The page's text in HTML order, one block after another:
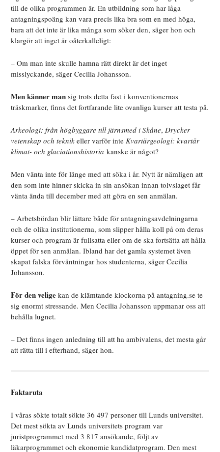
till de olika programmen är. En utbildning som har låga
antagningspoäng kan vara precis lika bra som en med höga,
bara att det inte är lika många som söker den, säger hon och
klargör att inget är oåterkalleligt:
– Om man inte skulle hamna rätt direkt är det inget
misslyckande, säger Cecilia Johansson.
Men känner man sig trots detta fast i konventionernas
träskmarker, finns det fortfarande lite ovanliga kurser att testa på.
Arkeologi: från högbyggare till järnsmed i Skåne,Drycker
vetenskap och teknikeller varför inteKvartärgeologi: kvartär
klimat- och glaciationshistoriakanske är något?
Men vänta inte för länge med att söka i år. Nytt är nämligen att
den som inte hinner skicka in sin ansökan innan tolvslaget får
vänta ända till december med att göra en sen anmälan.
– Arbetsbördan blir lättare både för antagningsavdelningarna
och de olika institutionerna, som slipper hålla koll på om deras
kurser och program är fullsatta eller om de ska fortsätta att hålla
öppet för sen anmälan. Ibland har det gamla systemet även
skapat falska förväntningar hos studenterna, säger Cecilia
Johansson.
För den velige kan de klämtande klockorna på antagning.se te
sig enormt stressande. Men Cecilia Johansson uppmanar oss att
behålla lugnet.
– Det finns ingen anledning till att ha ambivalens, det mesta går
att rätta till i efterhand, säger hon.
Faktaruta
I våras sökte totalt sökte 36 497 personer till Lunds universitet.
Det mest sökta av Lunds universitets program var
juristprogrammet med 3 817 ansökande, följt av
läkarprogrammet och ekonomie kandidatprogram. Den mest